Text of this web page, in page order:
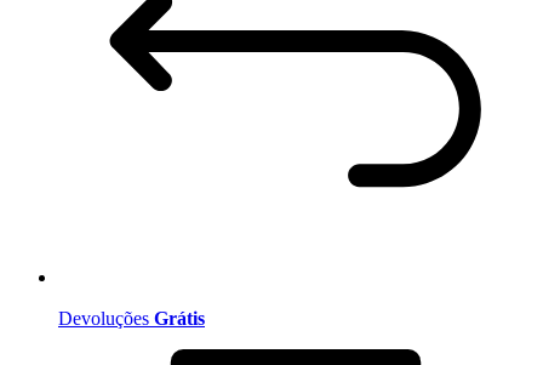
Devoluções Grátis